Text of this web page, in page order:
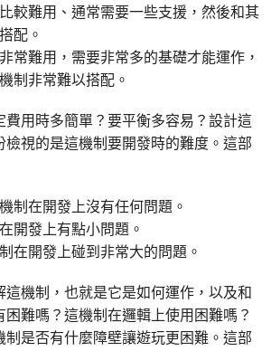
較難用、通常需要一些支援，然後和其
配。
常難用，需要非常多的基礎才能運作，
制非常難以搭配。
費用時多簡單？要平衡多容易？設計這
視的是這機制要開發時的難度。這部
制在開發上沒有任何問題。
開發上有點小問題。
在開發上碰到非常大的問題。
這機制，也就是它是如何運作，以及和
難嗎？這機制在邏輯上使用困難嗎？
是否有什麼障壁讓遊玩更困難。這部